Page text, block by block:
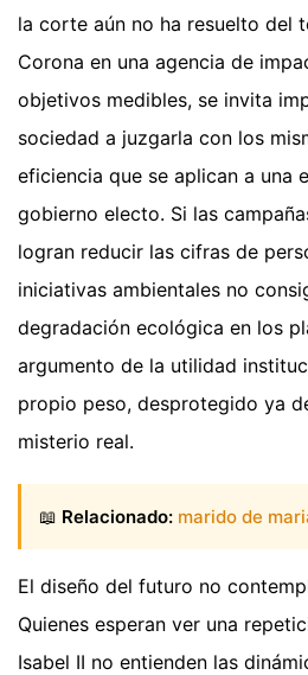
la corte aún no ha resuelto del
Corona en una agencia de
objetivos medibles, se invita
sociedad a juzgarla con los
eficiencia que se aplican a una
gobierno electo. Si las
logran reducir las cifras de
iniciativas ambientales no
degradación ecológica en los
argumento de la utilidad
propio peso, desprotegido ya
misterio real.
📖 Relacionado: marido de
El diseño del futuro no
Quienes esperan ver una
Isabel II no entienden las